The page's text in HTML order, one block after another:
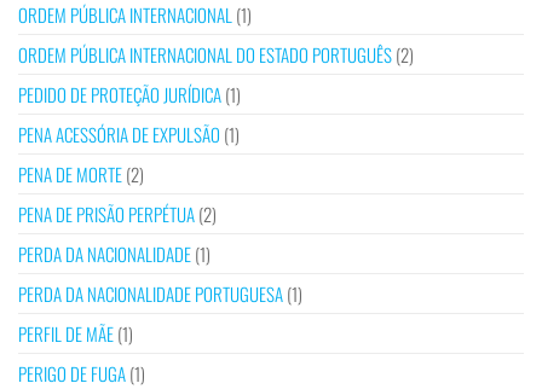
ORDEM PÚBLICA INTERNACIONAL (1)
ORDEM PÚBLICA INTERNACIONAL DO ESTADO PORTUGUÊS(2)
PEDIDO DE PROTEÇÃO JURÍDICA(1)
PENA ACESSÓRIA DE EXPULSÃO (1)
PENA DE MORTE(2)
PENA DE PRISÃO PERPÉTUA(2)
PERDA DA NACIONALIDADE(1)
PERDA DA NACIONALIDADE PORTUGUESA(1)
PERFIL DE MÃE(1)
PERIGO DE FUGA(1)